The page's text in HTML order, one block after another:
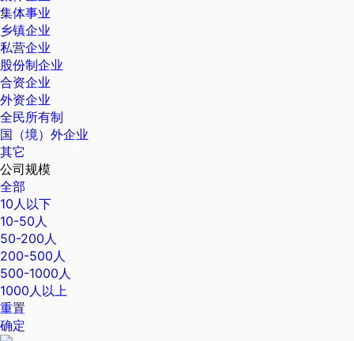
集体事业
乡镇企业
私营企业
股份制企业
合资企业
外资企业
全民所有制
国（境）外企业
其它
公司规模
全部
10人以下
10-50人
50-200人
200-500人
500-1000人
1000人以上
重置
确定